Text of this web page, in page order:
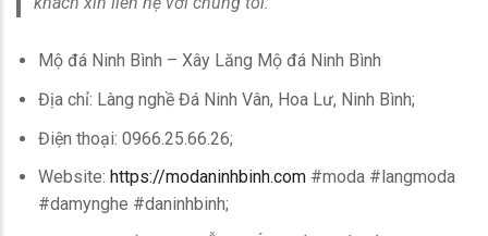
Mộ đá Ninh Bình – Xây Lăng Mộ đá Ninh Bình
Địa chỉ: Làng nghề Đá Ninh Vân, Hoa Lư, Ninh Bình;
Điện thoại: 0966.25.66.26;
Website: https://modaninhbinh.com #moda #langmoda
#damynghe #daninhbinh;